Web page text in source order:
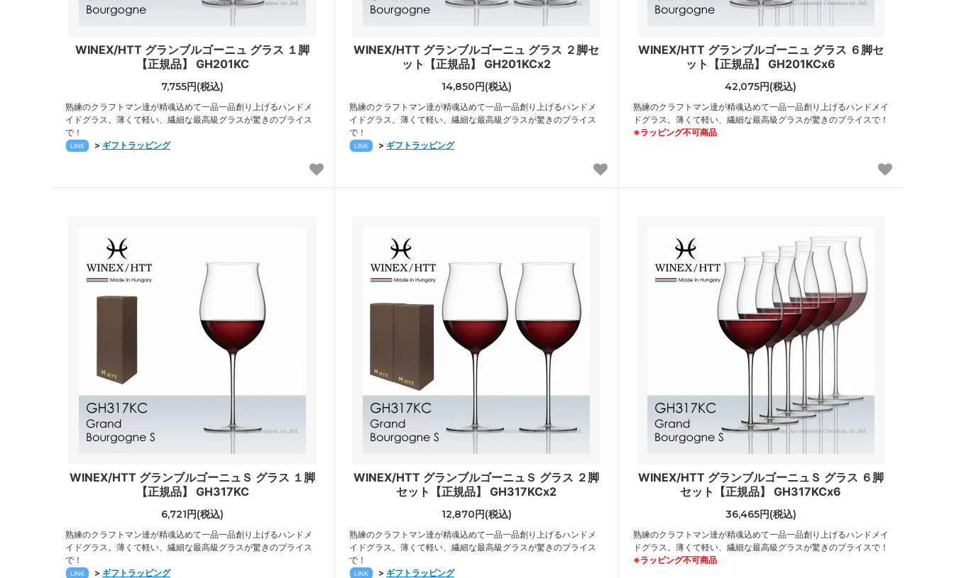
WINEX/HTT グランブルゴーニュ グラス １脚
【正規品】 GH201KC
7,755円(税込)
熟練のクラフトマン達が精魂込めて一品一品創り上げるハンドメ
イドグラス。薄くて軽い、繊細な最高級グラスが驚きのプライス
で！
LINK > ギフトラッピング
WINEX/HTT グランブルゴーニュ グラス ２脚セ
ット【正規品】 GH201KCx2
14,850円(税込)
熟練のクラフトマン達が精魂込めて一品一品創り上げるハンドメ
イドグラス。薄くて軽い、繊細な最高級グラスが驚きのプライス
で！
LINK > ギフトラッピング
WINEX/HTT グランブルゴーニュ グラス ６脚セ
ット【正規品】 GH201KCx6
42,075円(税込)
熟練のクラフトマン達が精魂込めて一品一品創り上げるハンドメイ
ドグラス。薄くて軽い、繊細な最高級グラスが驚きのプライスで！
※ラッピング不可商品
WINEX/HTT グランブルゴーニュＳ グラス １脚
【正規品】 GH317KC
6,721円(税込)
熟練のクラフトマン達が精魂込めて一品一品創り上げるハンドメ
イドグラス。薄くて軽い、繊細な最高級グラスが驚きのプライス
で！
LINK > ギフトラッピング
WINEX/HTT グランブルゴーニュＳ グラス ２脚
セット【正規品】 GH317KCx2
12,870円(税込)
熟練のクラフトマン達が精魂込めて一品一品創り上げるハンドメ
イドグラス。薄くて軽い、繊細な最高級グラスが驚きのプライス
で！
LINK > ギフトラッピング
WINEX/HTT グランブルゴーニュＳ グラス ６脚
セット【正規品】 GH317KCx6
36,465円(税込)
熟練のクラフトマン達が精魂込めて一品一品創り上げるハンドメイ
ドグラス。薄くて軽い、繊細な最高級グラスが驚きのプライスで！
※ラッピング不可商品